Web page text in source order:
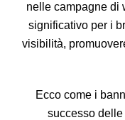
nelle campagne di
significativo per i
visibilità,
Ecco come i
successo